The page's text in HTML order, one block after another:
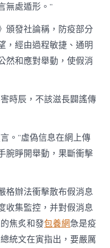
無處遁形。”
發社論稱，防疫部分
，經由過程敏捷、通明
然和應對舉動，使假消
時辰，不該滋長闢謠傳
”虛偽信息在網上傳
腕睜開舉動，果斷衝擊
辦法衝擊散布假消息
收集監控，并對假消息
焦炙和發包養網急是疫
統文在寅指出，要嚴厲